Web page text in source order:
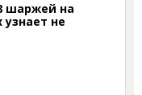
шаржей на
узнает не